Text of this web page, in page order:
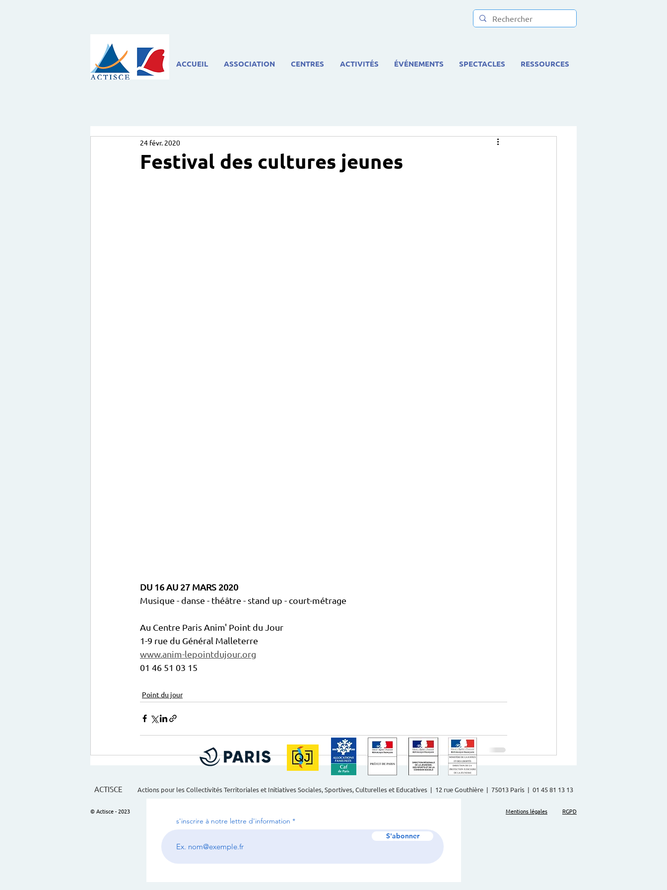
ACCUEIL ASSOCIATION CENTRES ACTIVITÉS ÉVÉNEMENTS SPECTACLES RESSOURCES
Festival des cultures jeunes
24 févr. 2020
DU 16 AU 27 MARS 2020
Musique - danse - théâtre - stand up - court-métrage
Au Centre Paris Anim' Point du Jour
1-9 rue du Général Malleterre
www.anim-lepointdujour.org
01 46 51 03 15
Point du jour
ACTISCE Actions pour les Collectivités Territoriales et Initiatives Sociales, Sportives, Culturelles et Educatives | 12 rue Gouthière | 75013 Paris | 01 45 81 13 13
© Actisce - 2023 Mentions légales RGPD
s'inscrire à notre lettre d'information
S'abonner